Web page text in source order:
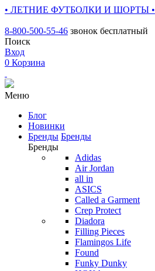
• ЛЕТНИЕ ФУТБОЛКИ И ШОРТЫ •
8-800-500-55-46 звонок бесплатный
Поиск
Вход
0 Корзина
Меню
Блог
Новинки
Бренды Бренды
Бренды
Adidas
Air Jordan
all in
ASICS
Called a Garment
Crep Protect
Diadora
Filling Pieces
Flamingos Life
Found
Funky Dunky